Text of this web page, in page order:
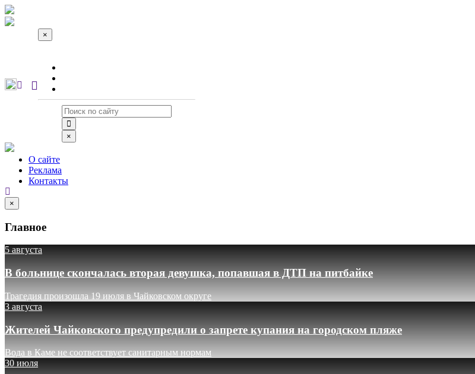
×
×
О сайте
Реклама
Контакты
×
Главное
5 августа
В больнице скончалась вторая девушка, попавшая в ДТП на питбайке
Трагедия произошла 19 июля в Чайковском округе
3 августа
Жителей Чайковского предупредили о запрете купания на городском пляже
Вода в Каме не соответствует санитарным нормам
30 июля